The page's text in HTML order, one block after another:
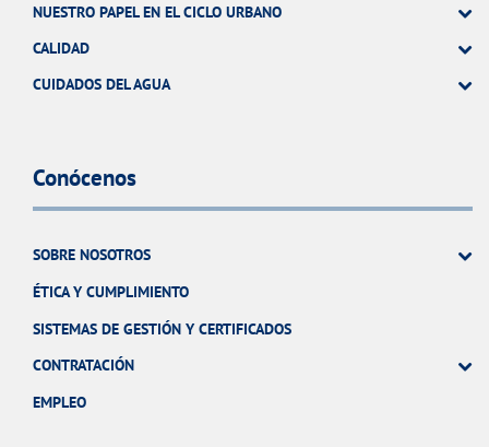
NUESTRO PAPEL EN EL CICLO URBANO
CALIDAD
CUIDADOS DEL AGUA
Conócenos
SOBRE NOSOTROS
ÉTICA Y CUMPLIMIENTO
SISTEMAS DE GESTIÓN Y CERTIFICADOS
CONTRATACIÓN
EMPLEO